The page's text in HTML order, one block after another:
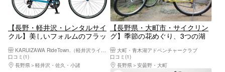
【長野・軽井沢・レンタルサイ
クル】美しいフォルムのフラッ
KARUIZAWA RideTown.（軽井沢ライドタウン）
口コミ(1)
長野県
軽井沢・佐久・小諸
【長野県・大町市・サイクリン
グ】季節の花めぐり、3つの湖
走ろう（レンタサイクル）
大町・青木湖アドベンチャークラブ
口コミ(1)
長野県
安曇野・大町